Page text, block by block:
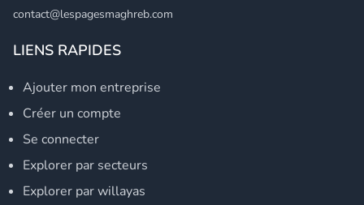
contact@lespagesmaghreb.com
LIENS RAPIDES
Ajouter mon entreprise
Créer un compte
Se connecter
Explorer par secteurs
Explorer par willayas